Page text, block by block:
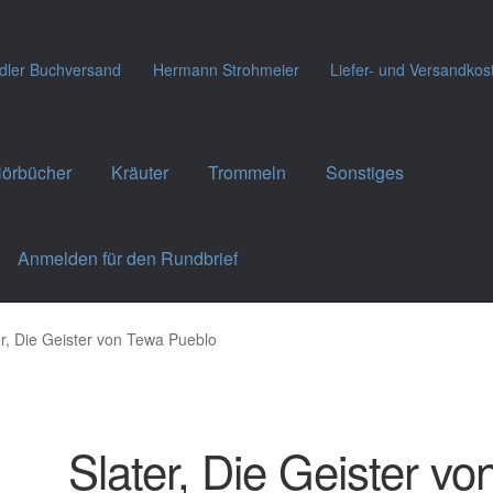
Buchversand Hermann Strohmeier Liefer- und
Kräuter Trommeln Sonstiges
Anmelden für den Rundbrief
Die Geister von Tewa Pueblo
Slater, Die Geister